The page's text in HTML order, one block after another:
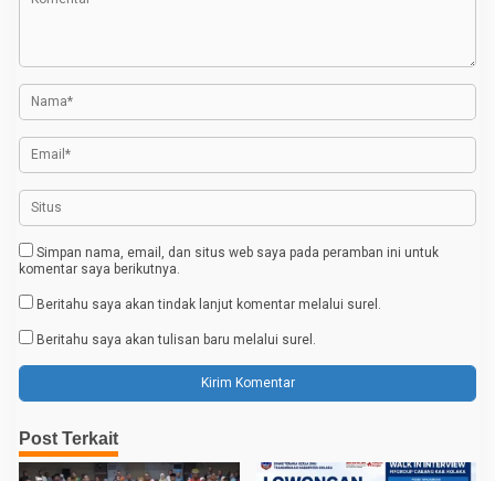
p
o
s
Simpan nama, email, dan situs web saya pada peramban ini untuk
komentar saya berikutnya.
Beritahu saya akan tindak lanjut komentar melalui surel.
Beritahu saya akan tulisan baru melalui surel.
Post Terkait